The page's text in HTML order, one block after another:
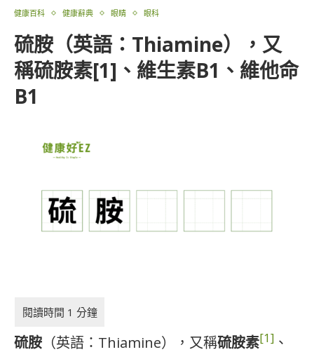
健康百科 健康辭典 眼睛 眼科
硫胺（英語：Thiamine），又
稱硫胺素[1]、維生素B1、維他命
B1
硫胺 （英語： Thiamine），又稱硫胺素[1] 、